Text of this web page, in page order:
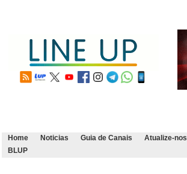
Home Noticias Guia de Canais Atualize-nos
BLUP